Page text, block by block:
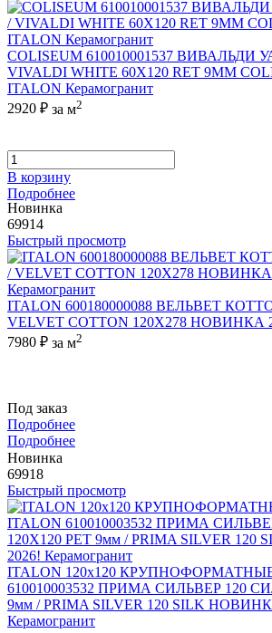
COLISEUM 610010001537 ВИВАЛЬДИ
VIVALDI WHITE 60X120 RET 9MM
ITALON Керамогранит
2920 ₽ за м2
В корзину
Подробнее
Новинка
69914
Быстрый просмотр
ITALON 600180000088 ВЕЛЬВЕТ
VELVET COTTON 120X278 НОВИНКА
7980 ₽ за м2
Под заказ
Подробнее
Подробнее
Новинка
69918
Быстрый просмотр
ITALON 120x120
610010003532 ПРИМА СИЛЬВЕР 120
9мм / PRIMA SILVER 120 SILK
Керамогранит